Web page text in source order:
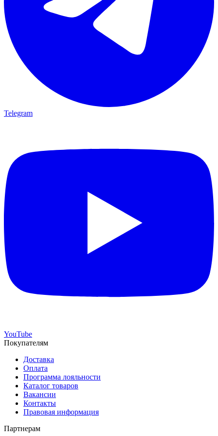
Telegram
YouTube
Покупателям
Доставка
Оплата
Программа лояльности
Каталог товаров
Вакансии
Контакты
Правовая информация
Партнерам